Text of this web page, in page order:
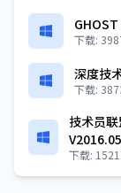
下载:
深度技
下载:
技术员
下载: